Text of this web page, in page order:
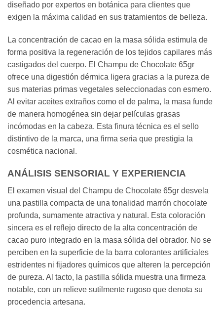
diseñado por expertos en botánica para clientes que
exigen la máxima calidad en sus tratamientos de belleza.
La concentración de cacao en la masa sólida estimula de
forma positiva la regeneración de los tejidos capilares más
castigados del cuerpo. El Champu de Chocolate 65gr
ofrece una digestión dérmica ligera gracias a la pureza de
sus materias primas vegetales seleccionadas con esmero.
Al evitar aceites extraños como el de palma, la masa funde
de manera homogénea sin dejar películas grasas
incómodas en la cabeza. Esta finura técnica es el sello
distintivo de la marca, una firma seria que prestigia la
cosmética nacional.
ANÁLISIS SENSORIAL Y EXPERIENCIA
El examen visual del Champu de Chocolate 65gr desvela
una pastilla compacta de una tonalidad marrón chocolate
profunda, sumamente atractiva y natural. Esta coloración
sincera es el reflejo directo de la alta concentración de
cacao puro integrado en la masa sólida del obrador. No se
perciben en la superficie de la barra colorantes artificiales
estridentes ni fijadores químicos que alteren la percepción
de pureza. Al tacto, la pastilla sólida muestra una firmeza
notable, con un relieve sutilmente rugoso que denota su
procedencia artesana.